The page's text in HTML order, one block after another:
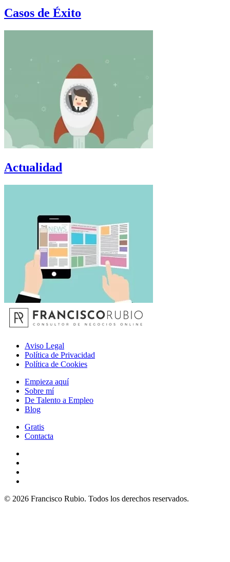
Casos de Éxito
Actualidad
Aviso Legal
Política de Privacidad
Política de Cookies
Empieza aquí
Sobre mí
De Talento a Empleo
Blog
Gratis
Contacta
© 2026 Francisco Rubio. Todos los derechos reservados.